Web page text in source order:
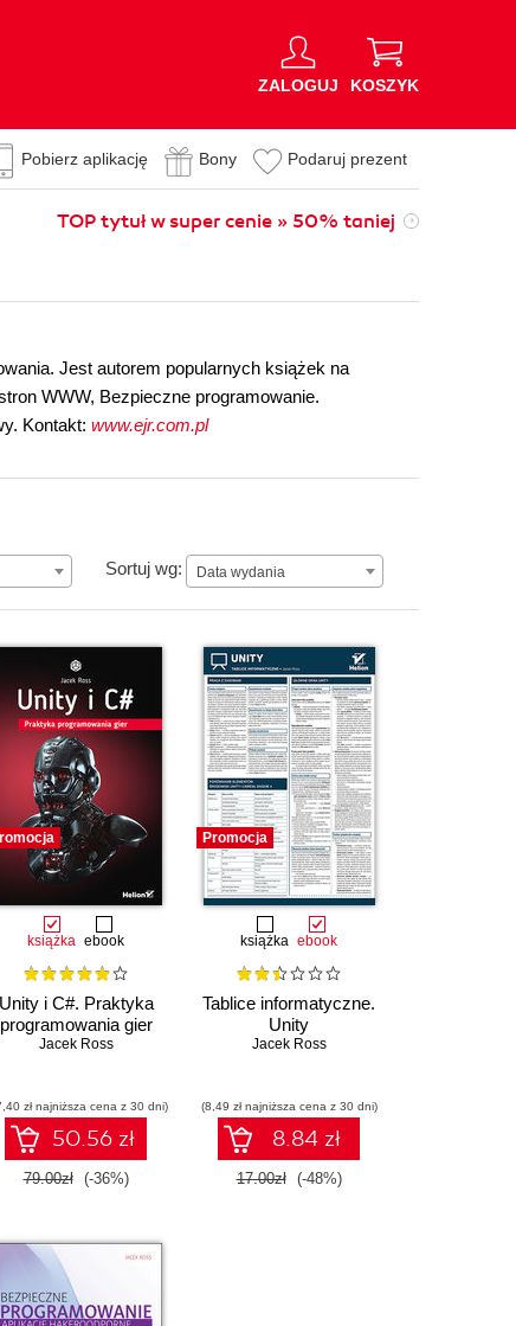
ZALOGUJ KOSZYK
Pobierz aplikację Bony Podaruj prezent
TOP tytuł w super cenie » 50% taniej
Jest autorem popularnych książek na
WWW, Bezpieczne programowanie.
Kontakt: www.ejr.com.pl
Sortuj wg: Data wydania
Data wydania
książka ebook
Unity i C#. Praktyka
programowania gier
Jacek Ross
zł najniższa cena z 30 dni)
50.56 zł
79.00zł (-36%)
Promocja
książka ebook
Tablice informatyczne.
Unity
Jacek Ross
(8,49 zł najniższa cena z 30 dni)
8.84 zł
17.00zł (-48%)